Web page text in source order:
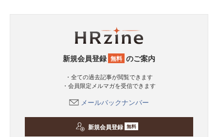
新規会員登録 無料 のご案内
・全ての過去記事が閲覧できます
・会員限定メルマガを受信できます
メールバックナンバー
新規会員登録 無料